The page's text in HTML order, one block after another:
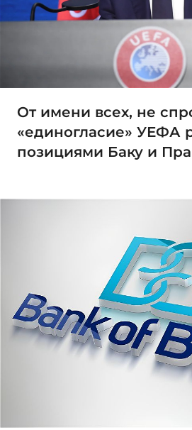
От имени всех, не
«единогласие» УЕФА
позициями Баку и